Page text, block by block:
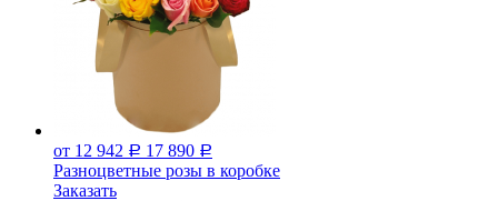
от 12 942 Р 17 890 Р
Разноцветные розы в коробке
Заказать